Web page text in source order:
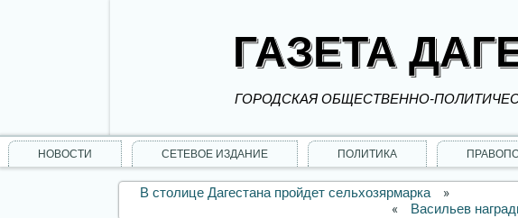
ГАЗЕТА
ГОРОДСКАЯ ОБЩЕСТВЕННО-
НОВОСТИ СЕТЕВОЕ ИЗДАНИЕ ПОЛИТИКА
В столице Дагестана пройдет сельхозярмарка
»
«
Васильев